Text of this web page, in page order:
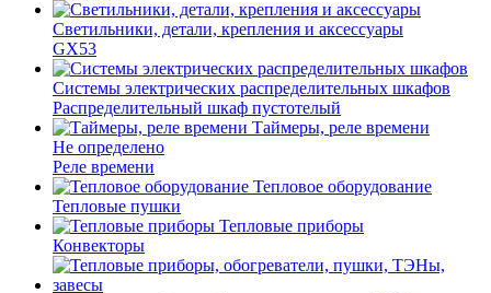
Светильники, детали, крепления и аксессуары
GX53
Системы электрических распределительных шкафов
Распределительный шкаф пустотелый
Таймеры, реле времени
Не определено
Реле времени
Тепловое оборудование
Тепловые пушки
Тепловые приборы
Конвекторы